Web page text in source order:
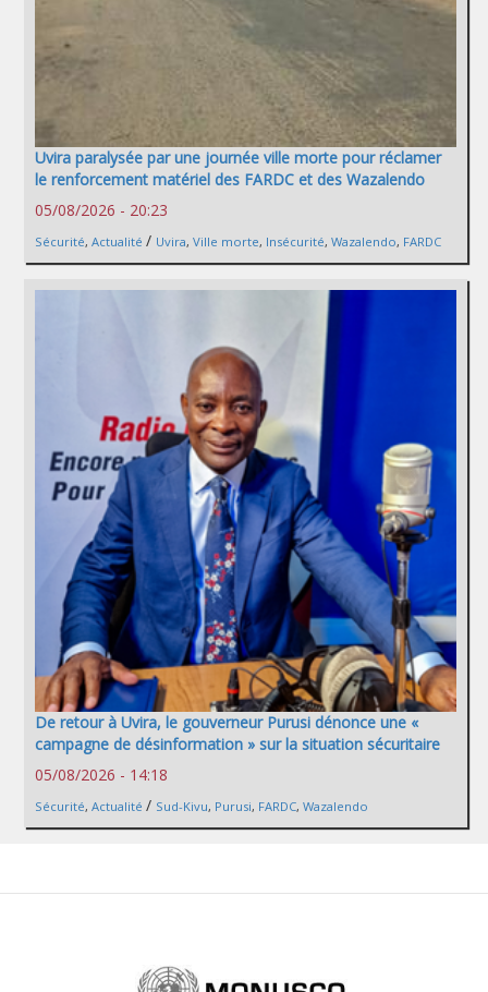
Uvira paralysée par une journée ville morte pour réclamer
le renforcement matériel des FARDC et des Wazalendo
05/08/2026 - 20:23
Sécurité, Actualité / Uvira, Ville morte, Insécurité, Wazalendo, FARDC
De retour à Uvira, le gouverneur Purusi dénonce une «
campagne de désinformation » sur la situation sécuritaire
05/08/2026 - 14:18
Sécurité, Actualité / Sud-Kivu, Purusi, FARDC, Wazalendo